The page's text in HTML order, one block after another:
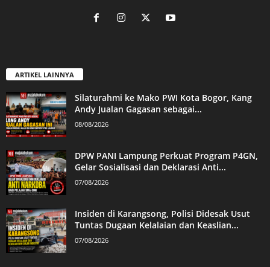
ARTIKEL LAINNYA
Silaturahmi ke Mako PWI Kota Bogor, Kang
Andy Jualan Gagasan sebagai...
08/08/2026
DPW PANI Lampung Perkuat Program P4GN,
Gelar Sosialisasi dan Deklarasi Anti...
07/08/2026
Insiden di Karangsong, Polisi Didesak Usut
Tuntas Dugaan Kelalaian dan Keaslian...
07/08/2026